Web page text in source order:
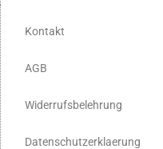
Kontakt
AGB
Widerrufsbelehrung
Datenschutzerklaerung